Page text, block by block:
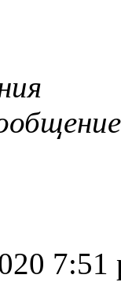
7:51